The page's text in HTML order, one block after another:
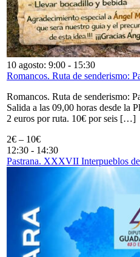
10 agosto: 9:00 - 15:30
Romancos. Ruta de senderismo:
Romancos. Ruta de senderismo:
Salida a las 09,00 horas desde la
2 euros por ruta. 10€ por seis […]
2€ – 10€
12:30 - 14:30
Pastrana. XXXVII Interpueblos